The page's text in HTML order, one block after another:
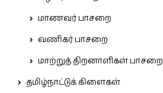
மாணவர் பாசறை
வணிகர் பாசறை
மாற்றுத் திறனாளிகள் பாசறை
தமிழ்நாட்டுக் கிளைகள்